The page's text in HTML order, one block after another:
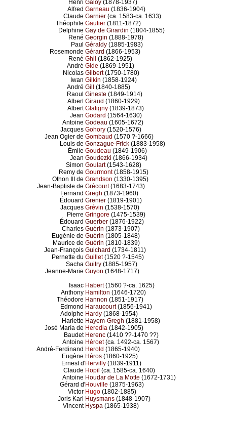
Henri Galoy (1878-1937)
Alfred Garneau (1836-1904)
Claude Garnier (ca. 1583-ca. 1633)
Théophile Gautier (1811-1872)
Delphine Gay de Girardin (1804-1855)
René Georgin (1888-1978)
Paul Géraldy (1885-1983)
Rosemonde Gérard (1866-1953)
René Ghil (1862-1925)
André Gide (1869-1951)
Nicolas Gilbert(1750-1780)
Iwan Gilkin (1858-1924)
André Gill
(1840-1885)
Raoul Gineste (1849-1914)
AlbertGiraud (1860-1929)
AlbertGlatigny (1839-1873)
Jean Godard (1564-1630)
Antoine Godeau (1605-1672)
Jacques Gohory (1520-1576)
Jean Ogier de Gombaud (1570 ?-1666)
Louis de Gonzague-Frick (1883-1958)
Émile Goudeau (1849-1906)
Jean Goudezki (1866-1934)
Simon Goulart(1543-1628)
Remy de Gourmont(1858-1915)
Othon III de Grandson (1330-1395)
Jean-Baptiste de Grécourt(1683-1743)
Fernand Gregh (1873-1960)
Édouard Grenier (1819-1901)
Jacques Grévin (1538-1570)
Pierre Gringore (1475-1539)
Édouard Guerber (1876-1922)
Charles Guérin (1873-1907)
Eugénie de Guérin (1805-1848)
Maurice de Guérin (1810-1839)
Jean-François Guichard (1734-1811)
Pernette du Guillet(1520 ?-1545)
Sacha Guitry (1885-1957)
Jeanne-Marie Guyon (1648-1717)
Isaac Habert(1560 ?-ca. 1625)
Anthony Hamilton (1646-1720)
Théodore Hannon (1851-1917)
Edmond Haraucourt(1856-1941)
Adolphe Hardy (1868-1954)
Harlette Hayem-Gregh (1881-1958)
José María de Heredia (1842-1905)
Baudet Herenc (1410 ??-1470 ??)
Antoine Héroet(ca. 1492-ca. 1567)
André-Ferdinand Herold (1865-1940)
Eugène Héros (1860-1925)
Ernest d'Hervilly (1839-1911)
Claude Hopil (ca. 1585-ca. 1640)
Antoine Houdar de La Motte (1672-1731)
Gérard d'Houville (1875-1963)
Victor Hugo (1802-1885)
Joris Karl Huysmans (1848-1907)
Vincent Hyspa (1865-1938)